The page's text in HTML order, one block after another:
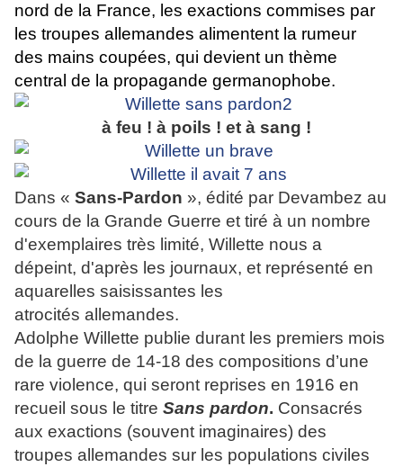
nord de la France, les exactions commises par
les troupes allemandes alimentent la rumeur
des mains coupées, qui devient un thème
central de la propagande germanophobe.
à feu ! à poils ! et à sang !
Dans « Sans-Pardon », édité par Devambez au
cours de la Grande Guerre et tiré à un nombre
d'exemplaires très limité, Willette nous a
dépeint, d'après les journaux, et représenté en
aquarelles saisissantes les
atrocités allemandes.
Adolphe Willette publie durant les premiers mois
de la guerre de 14-18 des compositions d’une
rare violence, qui seront reprises en 1916 en
recueil sous le titre Sans pardon. Consacrés
aux exactions (souvent imaginaires) des
troupes allemandes sur les populations civiles